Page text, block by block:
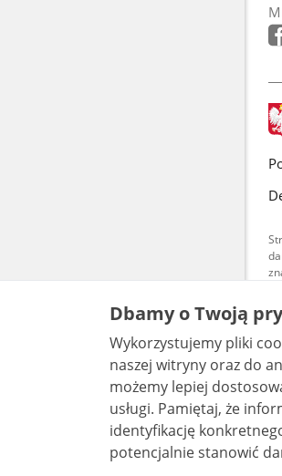
Dbamy o Twoją
Wykorzystujemy pliki
naszej witryny oraz do
możemy lepiej
usługi. Pamiętaj, że informacje przechowywane w plikach cookie mogą pozwalać na
identyfikację
potencjalnie stanowić